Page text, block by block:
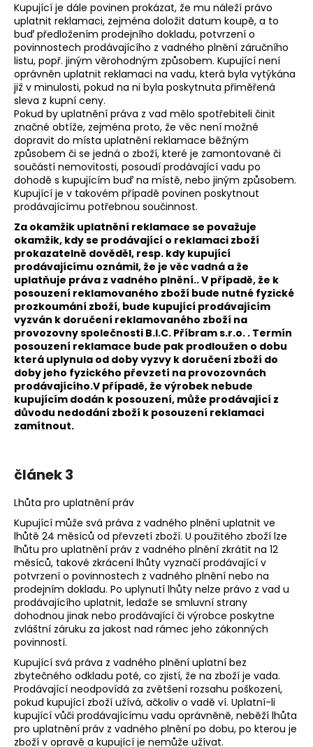
Kupující je dále povinen prokázat, že mu náleží právo
uplatnit reklamaci, zejména doložit datum koupě, a to
buď předložením prodejního dokladu, potvrzení o
povinnostech prodávajícího z vadného plnění záručního
listu, popř. jiným věrohodným způsobem. Kupující není
oprávněn uplatnit reklamaci na vadu, která byla vytýkána
již v minulosti, pokud na ni byla poskytnuta přiměřená
sleva z kupní ceny.
Pokud by uplatnění práva z vad mělo spotřebiteli činit
značné obtíže, zejména proto, že věc není možné
dopravit do místa uplatnění reklamace běžným
způsobem či se jedná o zboží, které je zamontované či
součástí nemovitosti, posoudí prodávající vadu po
dohodě s kupujícím buď na místě, nebo jiným způsobem.
Kupující je v takovém případě povinen poskytnout
prodávajícímu potřebnou součinnost.
Za okamžik uplatnění reklamace se považuje
okamžik, kdy se prodávající o reklamaci zboží
prokazatelně dověděl, resp. kdy kupující
prodávajícímu oznámil, že je věc vadná a že
uplatňuje práva z vadného plnění.. V případě, že k
posouzení reklamovaného zboží bude nutné fyzické
prozkoumání zboží, bude kupující prodávajícím
vyzván k doručení reklamovaného zboží na
provozovny společnosti B.I.C. Příbram s.r.o. . Termín
posouzení reklamace bude pak prodloužen o dobu
která uplynula od doby vyzvy k doručení zboží do
doby jeho fyzického převzetí na provozovnách
prodávajícího.V případě, že výrobek nebude
kupujícím dodán k posouzení, může prodávající z
důvodu nedodání zboží k posouzení reklamaci
zamítnout.
článek 3
Lhůta pro uplatnění práv
Kupující může svá práva z vadného plnění uplatnit ve
lhůtě 24 měsíců od převzetí zboží. U použitého zboží lze
lhůtu pro uplatnění práv z vadného plnění zkrátit na 12
měsíců, takové zkrácení lhůty vyznačí prodávající v
potvrzení o povinnostech z vadného plnění nebo na
prodejním dokladu. Po uplynutí lhůty nelze právo z vad u
prodávajícího uplatnit, ledaže se smluvní strany
dohodnou jinak nebo prodávající či výrobce poskytne
zvláštní záruku za jakost nad rámec jeho zákonných
povinností.
Kupující svá práva z vadného plnění uplatní bez
zbytečného odkladu poté, co zjistí, že na zboží je vada.
Prodávající neodpovídá za zvětšení rozsahu poškození,
pokud kupující zboží užívá, ačkoliv o vadě ví. Uplatní-li
kupující vůči prodávajícímu vadu oprávněně, neběží lhůta
pro uplatnění práv z vadného plnění po dobu, po kterou je
zboží v opravě a kupující je nemůže užívat.